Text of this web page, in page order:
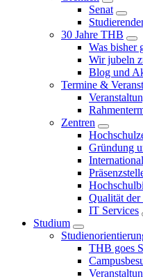
Senat
30 Jahre THB
Was bisher
Wir jubeln
Blog und
Termine &
Zentren
Gründung
Qualität der
IT Services
Studium
THB goes